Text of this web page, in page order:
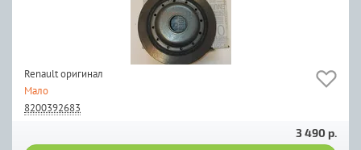
Renault оригинал
Мало
8200392683
3 490 р.